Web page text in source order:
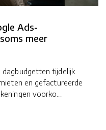
Ads-
meer
tijdelijk
en gefactureerde
voorko...